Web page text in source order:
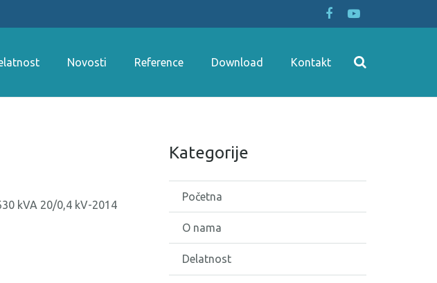
Novosti Reference Download Kontakt
kVA 20/0,4 kV-2014
Kategorije
Početna
O nama
Delatnost